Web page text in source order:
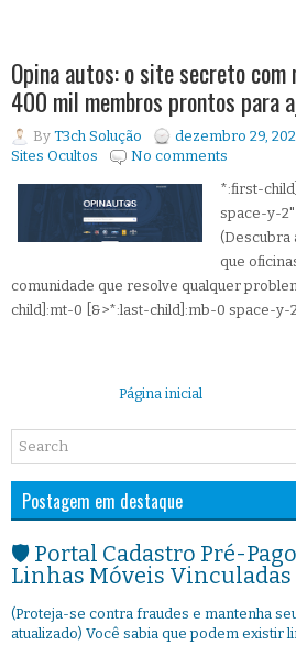
Opina autos: o site secreto com
400 mil membros prontos para
By T3ch Solução dezembro 29,
Sites Ocultos
No comments
*:first-
space-y-
(Descubra
que
comunidade que resolve qualquer
child]:mt-0 [&>*:last-child]:mb-0 space-y-
Página inicial
Postagem em destaque
🛡️ Portal Cadastro Pré-
Linhas Móveis Vinculadas
(Proteja-se contra fraudes e mantenha
atualizado) Você sabia que podem existir